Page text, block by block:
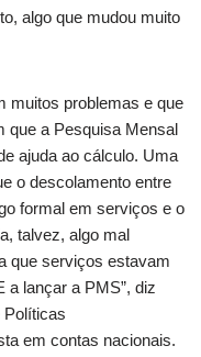
algo que mudou muito
muitos problemas e que
que a Pesquisa Mensal
ajuda ao cálculo. Uma
o descolamento entre
formal em serviços e o
talvez, algo mal
que serviços estavam
a lançar a PMS”, diz
Políticas
em contas nacionais.